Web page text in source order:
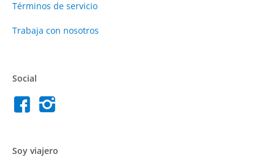
Términos de servicio
Trabaja con nosotros
Social
Soy viajero